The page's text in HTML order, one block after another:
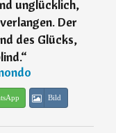
unglücklich,
Der
des Glücks,
“
Bild